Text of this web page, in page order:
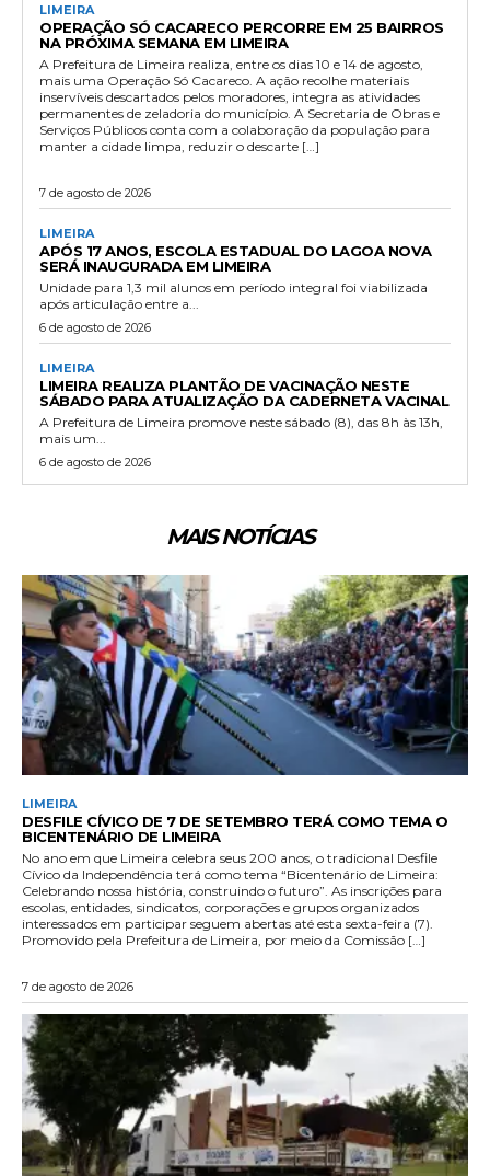
LIMEIRA
OPERAÇÃO SÓ CACARECO PERCORRE EM 25 BAIRROS
NA PRÓXIMA SEMANA EM LIMEIRA
A Prefeitura de Limeira realiza, entre os dias 10 e 14 de agosto,
mais uma Operação Só Cacareco. A ação recolhe materiais
inservíveis descartados pelos moradores, integra as atividades
permanentes de zeladoria do município. A Secretaria de Obras e
Serviços Públicos conta com a colaboração da população para
manter a cidade limpa, reduzir o descarte […]
7 de agosto de 2026
LIMEIRA
APÓS 17 ANOS, ESCOLA ESTADUAL DO LAGOA NOVA
SERÁ INAUGURADA EM LIMEIRA
Unidade para 1,3 mil alunos em período integral foi viabilizada
após articulação entre a...
6 de agosto de 2026
LIMEIRA
LIMEIRA REALIZA PLANTÃO DE VACINAÇÃO NESTE
SÁBADO PARA ATUALIZAÇÃO DA CADERNETA VACINAL
A Prefeitura de Limeira promove neste sábado (8), das 8h às 13h,
mais um...
6 de agosto de 2026
MAIS NOTÍCIAS
LIMEIRA
DESFILE CÍVICO DE 7 DE SETEMBRO TERÁ COMO TEMA O
BICENTENÁRIO DE LIMEIRA
No ano em que Limeira celebra seus 200 anos, o tradicional Desfile
Cívico da Independência terá como tema “Bicentenário de Limeira:
Celebrando nossa história, construindo o futuro”. As inscrições para
escolas, entidades, sindicatos, corporações e grupos organizados
interessados em participar seguem abertas até esta sexta-feira (7).
Promovido pela Prefeitura de Limeira, por meio da Comissão […]
7 de agosto de 2026